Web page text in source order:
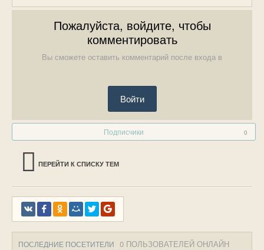
Пожалуйста, войдите, чтобы
комментировать
Вы сможете оставить комментарий после входа в
Войти
Подписчики 0
ПЕРЕЙТИ К СПИСКУ ТЕМ
ПОСЛЕДНИЕ ПОСЕТИТЕЛИ 0 ПОЛЬЗОВАТЕЛЕЙ ОНЛАЙН